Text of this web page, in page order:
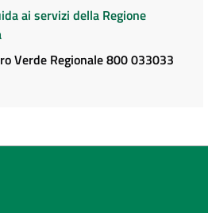
ai servizi della Regione
Verde Regionale 800 033033